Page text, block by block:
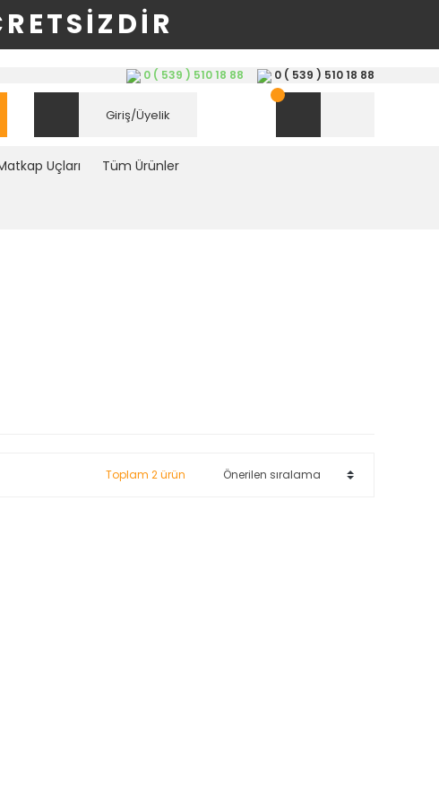
0 ( 539 ) 510 18 88 0 ( 539 ) 510 18 88
Giriş/Üyelik
Uçları Tüm Ürünler
Toplam 2 ürün